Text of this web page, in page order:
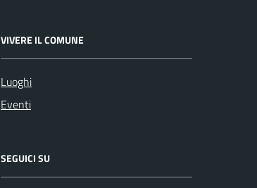
VIVERE IL COMUNE
Luoghi
Eventi
SEGUICI SU